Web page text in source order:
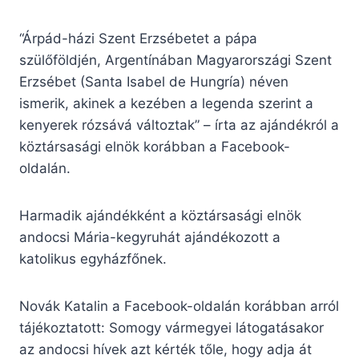
“Árpád-házi Szent Erzsébetet a pápa
szülőföldjén, Argentínában Magyarországi Szent
Erzsébet (Santa Isabel de Hungría) néven
ismerik, akinek a kezében a legenda szerint a
kenyerek rózsává változtak” – írta az ajándékról a
köztársasági elnök korábban a Facebook-
oldalán.
Harmadik ajándékként a köztársasági elnök
andocsi Mária-kegyruhát ajándékozott a
katolikus egyházfőnek.
Novák Katalin a Facebook-oldalán korábban arról
tájékoztatott: Somogy vármegyei látogatásakor
az andocsi hívek azt kérték tőle, hogy adja át